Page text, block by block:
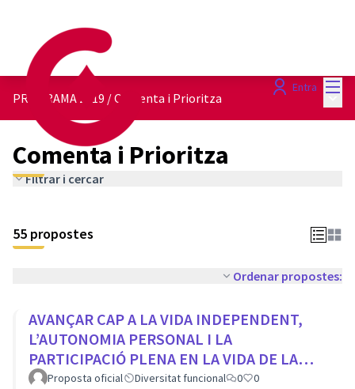
Entra
PROGRAMA 2019 /Comenta i Prioritza
Comenta i Prioritza
Filtrar i cercar
55 propostes
Ordenar propostes:
AVANÇAR CAP A LA VIDA INDEPENDENT,
L’AUTONOMIA PERSONAL I LA
PARTICIPACIÓ PLENA EN LA VIDA DE LA
CIUTAT
Proposta oficial Diversitat funcional 0 0